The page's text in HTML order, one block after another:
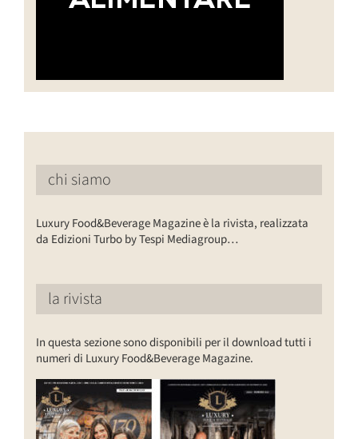
chi siamo
Luxury Food&Beverage Magazine è la rivista, realizzata
da Edizioni Turbo by Tespi Mediagroup…
la rivista
In questa sezione sono disponibili per il download tutti i
numeri di Luxury Food&Beverage Magazine.